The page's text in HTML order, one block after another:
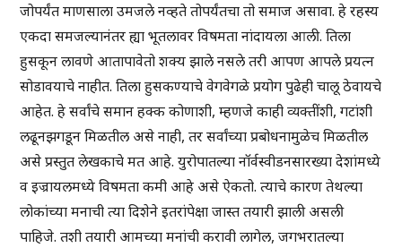
जोपर्यंत माणसाला उमजले नव्हते तोपर्यंतचा तो समाज असावा. हे रहस्य
एकदा समजल्यानंतर ह्या भूतलावर विषमता नांदायला आली. तिला
हुसकून लावणे आतापावेतो शक्य झाले नसले तरी आपण आपले प्रयत्न
सोडावयाचे नाहीत. तिला हुसकण्याचे वेगवेगळे प्रयोग पुढेही चालू ठेवायचे
आहेत. हे सर्वांचे समान हक्क कोणाशी, म्हणजे काही व्यक्तींशी, गटांशी
लढूनझगडून मिळतील असे नाही, तर सर्वांच्या प्रबोधनामुळेच मिळतील
असे प्रस्तुत लेखकाचे मत आहे. युरोपातल्या नॉर्वस्वीडनसारख्या देशांमध्ये
व इज्रायलमध्ये विषमता कमी आहे असे ऐकतो. त्याचे कारण तेथल्या
लोकांच्या मनाची त्या दिशेने इतरांपेक्षा जास्त तयारी झाली असली
पाहिजे. तशी तयारी आमच्या मनांची करावी लागेल, जगभरातल्या